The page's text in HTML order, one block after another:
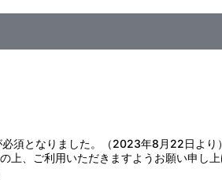
須となりました。（2023年8月22日より
上、ご利用いただきますようお願い申し